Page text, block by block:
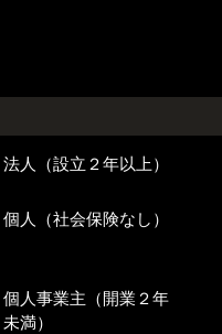
法人（設立２年以上）
個人（社会保険なし）
個人事業主（開業２年
未満）